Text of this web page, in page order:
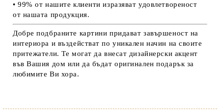
• 99% от нашите клиенти изразяват удовлетвореност
от нашата продукция.
Добре подбраните картини придават завършеност на
интериора и въздействат по уникален начин на своите
притежатели. Те могат да внесат дизайнерски акцент
във Вашия дом или да бъдат оригинален подарък за
любимите Ви хора.